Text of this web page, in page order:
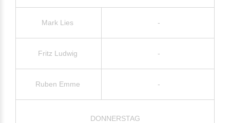
Mark Lies -
Fritz Ludwig -
Ruben Emme -
DONNERSTAG